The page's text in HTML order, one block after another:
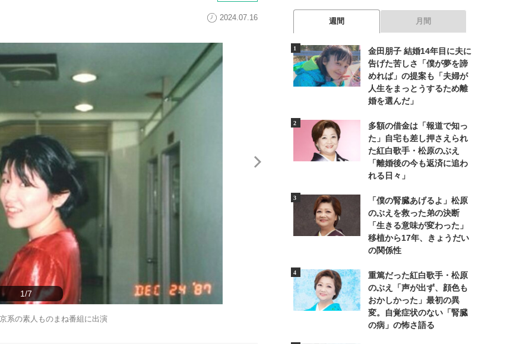
2024.07.16
1/7
系の素人ものまね番組に出演 18歳で出演していたレギュラー番
週間 月間
金田朋子 結婚14年目に夫に
告げた苦しさ「僕が夢を諦
めれば」の提案も「夫婦が
人生をまっとうするため離
婚を選んだ」
多額の借金は「報道で知っ
た」自宅も差し押さえられ
た紅白歌手・松原のぶえ
「離婚後の今も返済に追わ
れる日々」
「僕の腎臓あげるよ」松原
のぶえを救った弟の決断
「生きる意味が変わった」
移植から17年、きょうだい
の関係性
重篤だった紅白歌手・松原
のぶえ「声が出ず、顔色も
おかしかった」最初の異
変。自覚症状のない「腎臓
の病」の怖さ語る